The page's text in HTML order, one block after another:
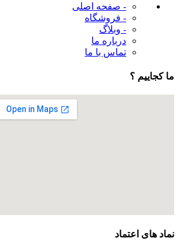
- صفحه اصلی
- فروشگاه
- وبلاگ
درباره ما
تماس با ما
ما کجاییم ؟
نماد های اعتماد